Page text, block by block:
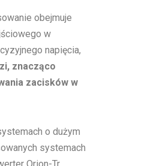
obejmuje
w
napięcia,
znacząco
zacisków w
o dużym
systemach
Orion-Tr